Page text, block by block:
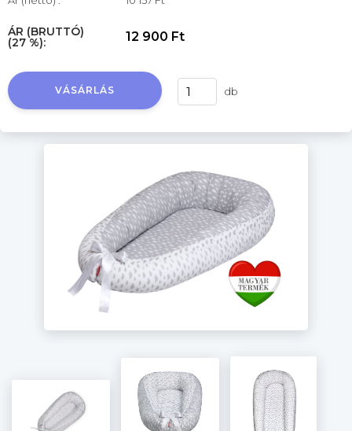
ÁR (BRUTTÓ)
(27 %): 12 900 Ft
db
VÁSÁRLÁS